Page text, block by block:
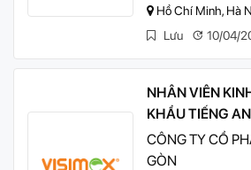
Hồ Chí Minh, Hà
Lưu
10/04/
NHÂN VIÊN
KHẨU TIẾNG
CÔNG TY CỔ
GÒN